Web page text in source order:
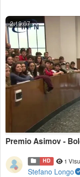
2:19:07
Premio Asimov -
HD 1
Stefano Longo